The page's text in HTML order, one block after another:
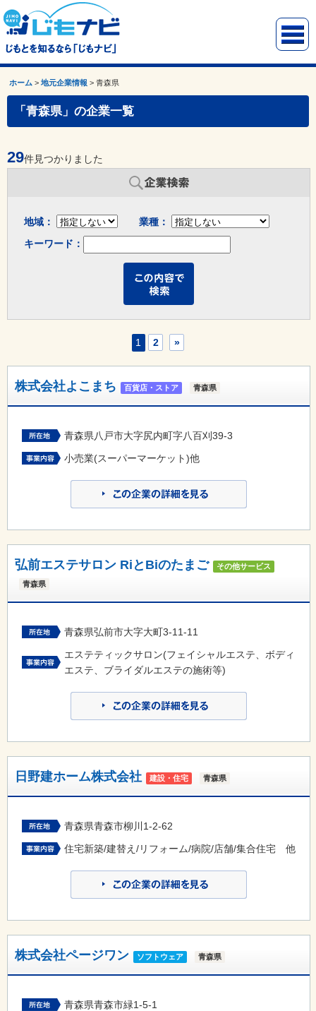
ホーム >地元企業情報 >青森県
「青森県」の企業一覧
29件見つかりました
地域：
業種：
キーワード：
1 2 »
株式会社よこまち 百貨店・ストア 青森県
青森県八戸市大字尻内町字八百刈39-3
小売業(スーパーマーケット)他
弘前エステサロン RiとBiのたまご その他サービス
青森県
青森県弘前市大字大町3-11-11
エステティックサロン(フェイシャルエステ、ボディ
エステ、ブライダルエステの施術等)
日野建ホーム株式会社 建設・住宅 青森県
青森県青森市柳川1-2-62
住宅新築/建替え/リフォーム/病院/店舗/集合住宅 他
株式会社ページワン ソフトウェア 青森県
青森県青森市緑1-5-1